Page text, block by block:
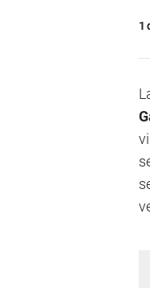
1